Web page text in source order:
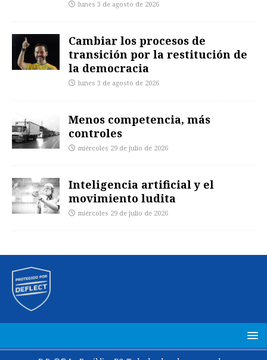
lunes 3 de agosto de 2026
Cambiar los procesos de
transición por la restitución de
la democracia
lunes 3 de agosto de 2026
Menos competencia, más
controles
miércoles 29 de julio de 2026
Inteligencia artificial y el
movimiento ludita
miércoles 29 de julio de 2026